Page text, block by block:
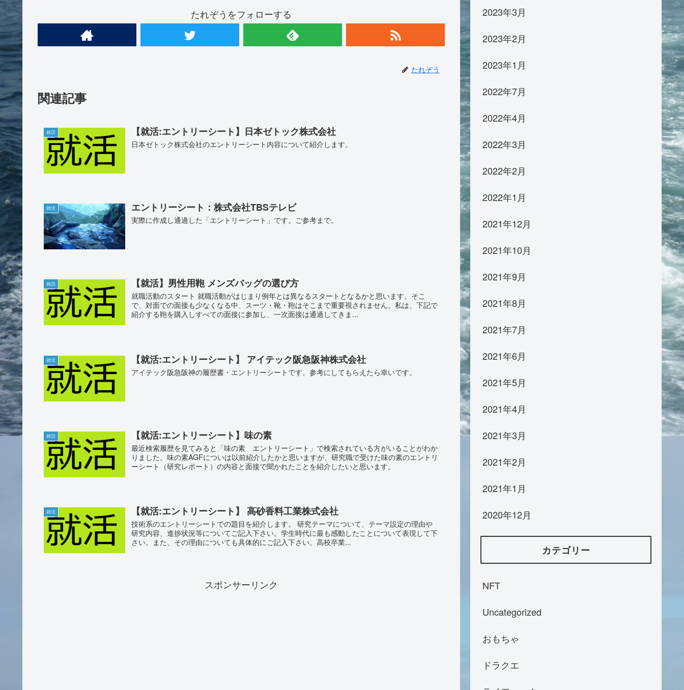
たれぞうをフォローする
たれぞう
関連記事
就活 【就活:エントリーシート】日本ゼトック株式会社
日本ゼトック株式会社のエントリーシート内容について紹介します。
就活 エントリーシート：株式会社TBSテレビ
実際に作成し通過した「エントリーシート」です。ご参考まで。
就活 【就活】男性用鞄 メンズバッグの選び方
就職活動のスタート 就職活動がはじまり例年とは異なるスタートとなるかと思います。そこ
で、対面での面接も少なくなる中、スーツ・靴・鞄はそこまで重要視されません。私は、下記で
紹介する鞄を購入しすべての面接に参加し、一次面接は通過してきま...
就活 【就活:エントリーシート】 アイテック阪急阪神株式会社
アイテック阪急阪神の履歴書・エントリーシートです。参考にしてもらえたら幸いです。
就活 【就活:エントリーシート】味の素
最近検索履歴を見てみると「味の素 エントリーシート」で検索されている方がいることがわか
りました。味の素AGFについは以前紹介したかと思いますが、研究職で受けた味の素のエントリ
ーシート（研究レポート）の内容と面接で聞かれたことを紹介したいと思います。
就活 【就活:エントリーシート】 高砂香料工業株式会社
技術系のエントリーシートでの題目を紹介します。 研究テーマについて、テーマ設定の理由や
研究内容、進捗状況等についてご記入下さい。学生時代に最も感動したことについて表現して下
さい。また、その理由についても具体的にご記入下さい。高校卒業...
スポンサーリンク
2023年3月
2023年2月
2023年1月
2022年7月
2022年4月
2022年3月
2022年2月
2022年1月
2021年12月
2021年10月
2021年9月
2021年8月
2021年7月
2021年6月
2021年5月
2021年4月
2021年3月
2021年2月
2021年1月
2020年12月
カテゴリー
NFT
Uncategorized
おもちゃ
ドラクエ